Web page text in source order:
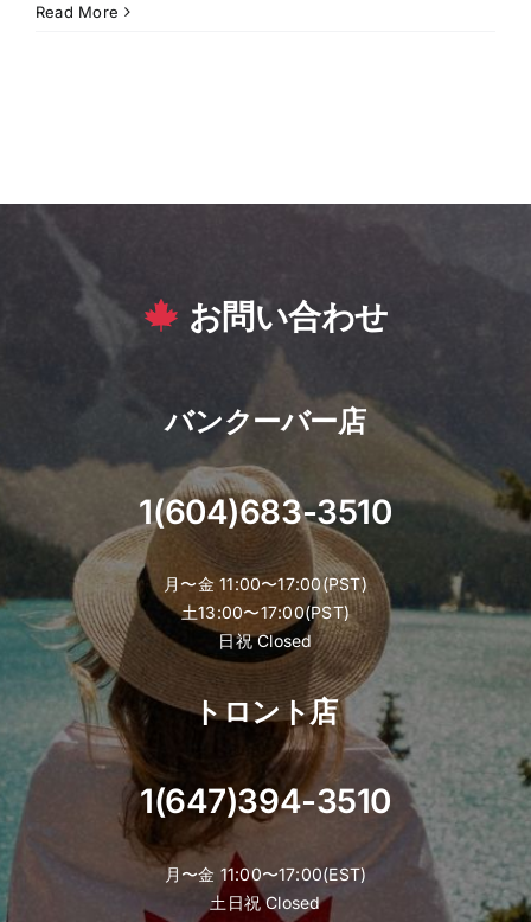
Read More
お問い合わせ
バンクーバー店
1(604)683-3510
月〜金 11:00〜17:00(PST)
土13:00〜17:00(PST)
日祝 Closed
トロント店
1(647)394-3510
月〜金 11:00〜17:00(EST)
土日祝 Closed